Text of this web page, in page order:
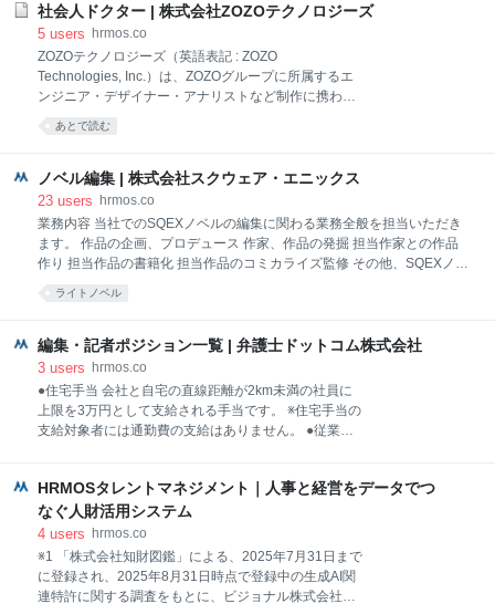
型産業の特徴を整理
ルウェアの組み込みを行う ・必要に応じて自然言語処
理システムのプログラミング及び拡張を行う ・人を引
きつける対話やインタラクションを実現できるよう、
アーティストやAIエンジニア、アニメーションのスペ
シャリストとの連携業務を行う この仕事の面白み テク
ら様々な専門分野のエキスパートが集まっています。
物理シミュレーション、人工知能、ネットワーク技
術、ビッグデータ解析、ゲーム開発のワークフロー、
AR/VR、
社会人ドクター | 株式会社ZOZOテクノロジーズ
5 users
hrmos.co
ZOZOテクノロジーズ（英語表記 : ZOZO
Technologies, Inc.）は、ZOZOグループに所属するエ
ンジニア・デザイナー・アナリストなど制作に携わる
全ての技術者を集結させたZOZOグループのサービス
運用・技術開発部門となる企業です。 また、ZOZOテ
運営しています。同部門は、イノベーション領域を専
門とし、ミッションである「ファッションを数値化す
る」ために研究を進めています。 企業理念 世界中をカ
ッコよく、世界中に笑顔を。 経営理念 いい人をつくる
事業理念 70億人のファッションを技術の力で変えてい
関連する分野において、博士号の取得を希望する者に
て、給与とは別に修了に必要な学費を支援する制度で
す 応募条件 ZOZO研究所と共
あとで読む
ノベル編集 | 株式会社スクウェア・エニックス
23 users
hrmos.co
業務内容 当社でのSQEXノベルの編集に関わる業務全般を担当いただき
ます。 作品の企画、プロデュース 作家、作品の発掘 担当作家との作品
作り 担当作品の書籍化 担当作品のコミカライズ監修 その他、SQEXノベ
アニメ化、ゲーム化といった形でメディアミックス展開されることを視
面白いノベル作品を読者へ届けること。 また当社でのノベル事業の拡大
にあたり、新メンバーとしてノベル市場の変化を捉え、従来のやり方に
捉われず、より多くの読者に作品を届ける可能性を拡げていくこと。 そ
の両方を追求し、実現できる編集部を目指しています。 作家と作品を大
切に育てる視点を持ちながら、 その第一線で、自分の能力を試し、幅広
ライトノベル
編集・記者ポジション一覧 | 弁護士ドットコム株式会社
3 users
hrmos.co
●住宅手当 会社と自宅の直線距離が2km未満の社員に
上限を3万円として支給される手当です。 ※住宅手当の
支給対象者には通勤費の支給はありません。 ●従業員
きます。 ●企業型DC制度 老後のための資金を積立
て、60歳以降に積立額を受け取ることができる制度で
す。毎月給与から一定額を拠出し積立を行います。 積
立額を貯蓄したり、保険商品や投資商品を購入し運用
します。 ●部活動補助制度 社員間の交流を深める目的
として、社内で様々な部活（サークル活動）が行われ
HRMOSタレントマネジメント｜人事と経営をデータでつ
なぐ人財活用システム
4 users
hrmos.co
※1 「株式会社知財図鑑」による、2025年7月31日まで
に登録され、2025年8月31日時点で登録中の生成AI関
連特許に関する調査をもとに、ビジョナル株式会社が